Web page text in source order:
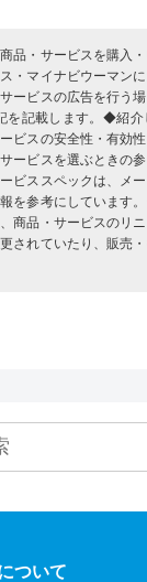
品・サービスを購入
・マイナビウーマン
ービスの広告を行う
を記載します。◆紹介
ビスの安全性・有効
ービスを選ぶときの
ビススペックは、メ
を参考にしています
商品・サービスのリ
されていたり、販売
ついて